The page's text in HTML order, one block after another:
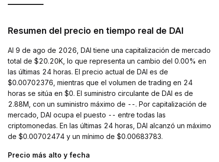
Resumen del precio en tiempo real de DAI
Al 9 de ago de 2026, DAI tiene una capitalización de mercado
total de $20.20K, lo que representa un cambio del 0.00% en
las últimas 24 horas. El precio actual de DAI es de
$0.00702376, mientras que el volumen de trading en 24
horas se sitúa en $0. El suministro circulante de DAI es de
2.88M, con un suministro máximo de --. Por capitalización de
mercado, DAI ocupa el puesto -- entre todas las
criptomonedas. En las últimas 24 horas, DAI alcanzó un máximo
de $0.00702474 y un mínimo de $0.00683783.
Precio más alto y fecha